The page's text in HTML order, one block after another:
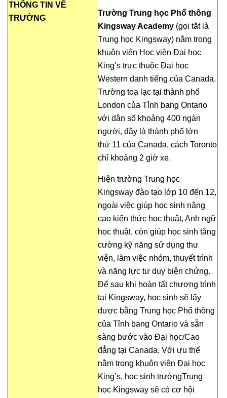
THÔNG TIN VỀ
TRƯỜNG
Trường Trung học Phổ thông
Kingsway Academy (gọi tắt là
Trung học Kingsway) nằm trong
khuôn viên Học viện Đại học
King’s trực thuộc Đại học
Western danh tiếng của Canada.
Trường toạ lạc tại thành phố
London của Tỉnh bang Ontario
với dân số khoảng 400 ngàn
người, đây là thành phố lớn
thứ 11 của Canada, cách Toronto
chỉ khoảng 2 giờ xe.
Hiện trường Trung học
Kingsway đào tạo lớp 10 đến 12,
ngoài việc giúp học sinh nâng
cao kiến thức học thuật, Anh ngữ
học thuật, còn giúp học sinh tăng
cường kỹ năng sử dụng thư
viện, làm việc nhóm, thuyết trình
và năng lực tư duy biện chứng.
Để sau khi hoàn tất chương trình
tại Kingsway, học sinh sẽ lấy
được bằng Trung học Phổ thông
của Tỉnh bang Ontario và sẵn
sàng bước vào Đại học/Cao
đẳng tại Canada. Với ưu thế
nằm trong khuôn viên Đại học
King’s, học sinh trườngTrung
học Kingsway sẽ có cơ hội